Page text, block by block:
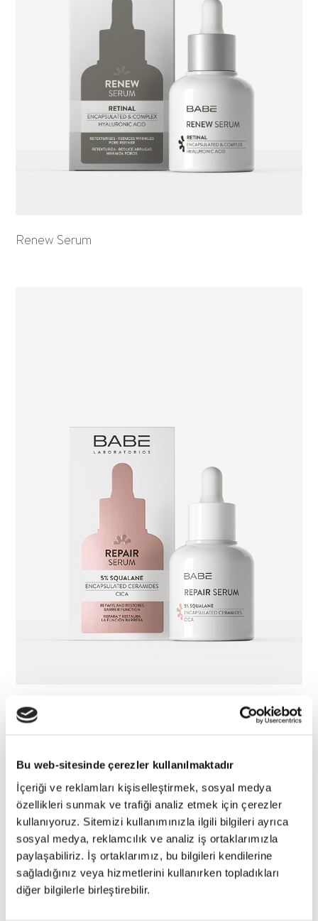
Bu web-sitesinde çerezler kullanılmaktadır
İçeriği ve reklamları kişiselleştirmek, sosyal medya
özellikleri sunmak ve trafiği analiz etmek için çerezler
kullanıyoruz. Sitemizi kullanımınızla ilgili bilgileri ayrıca
sosyal medya, reklamcılık ve analiz iş ortaklarımızla
paylaşabiliriz. İş ortaklarımız, bu bilgileri kendilerine
sağladığınız veya hizmetlerini kullanırken topladıkları
diğer bilgilerle birleştirebilir.
Renew Serum
Repair Serum